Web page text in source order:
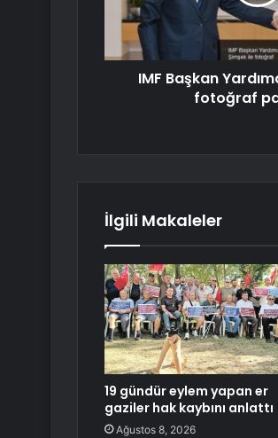
IMF Başkan
fotoğraf
İlgili Makaleler
19 gündür eylem yapan er
gaziler hak kaybını anlattı
Ağustos 8, 2026